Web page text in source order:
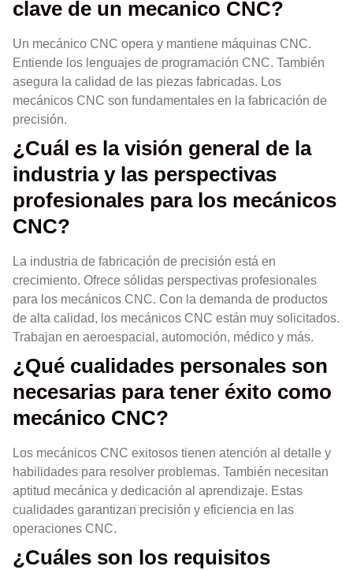
clave de un mecanico CNC?
Un mecánico CNC opera y mantiene máquinas CNC.
Entiende los lenguajes de programación CNC. También
asegura la calidad de las piezas fabricadas. Los
mecánicos CNC son fundamentales en la fabricación de
precisión.
¿Cuál es la visión general de la
industria y las perspectivas
profesionales para los mecánicos
CNC?
La industria de fabricación de precisión está en
crecimiento. Ofrece sólidas perspectivas profesionales
para los mecánicos CNC. Con la demanda de productos
de alta calidad, los mecánicos CNC están muy solicitados.
Trabajan en aeroespacial, automoción, médico y más.
¿Qué cualidades personales son
necesarias para tener éxito como
mecánico CNC?
Los mecánicos CNC exitosos tienen atención al detalle y
habilidades para resolver problemas. También necesitan
aptitud mecánica y dedicación al aprendizaje. Estas
cualidades garantizan precisión y eficiencia en las
operaciones CNC.
¿Cuáles son los requisitos